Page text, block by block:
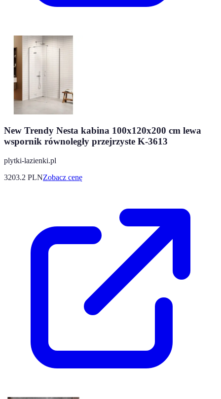
New Trendy Nesta kabina 100x120x200 cm lewa
wspornik równoległy przejrzyste K-3613
plytki-lazienki.pl
3203.2 PLNZobacz cenę